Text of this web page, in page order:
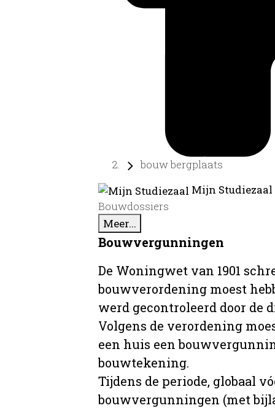
bouw bergplaats
Mijn
Bouwdossiers
Meer...
Bouwvergunningen
De Woningwet van 1901
bouwverordening moest
werd gecontroleerd door de
Volgens de verordening
een huis een
bouwtekening.
Tijdens de periode, globaal
bouwvergunningen (met